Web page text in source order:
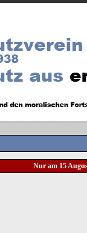
Nur am 15